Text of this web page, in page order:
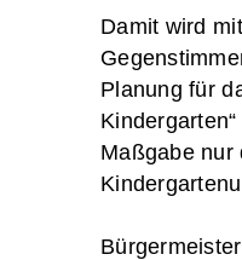
Damit wird
Planung für
Maßgabe nur